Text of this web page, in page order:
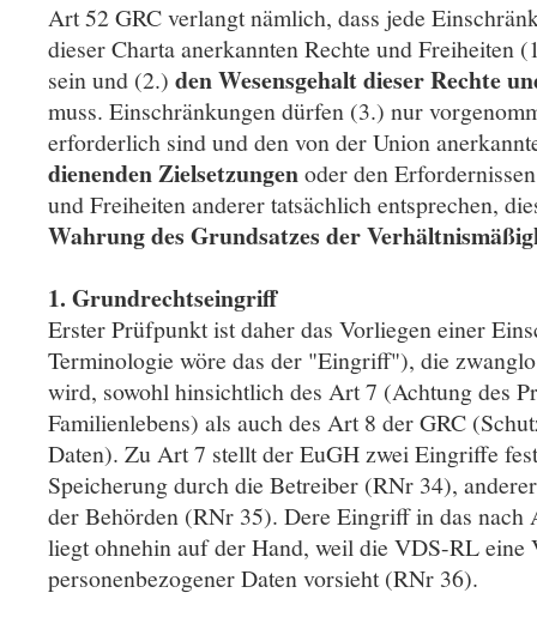
Art 52 GRC verlangt nämlich, dass jede
dieser Charta anerkannten Rechte und Freiheiten
sein und (2.) den Wesensgehalt dieser Rechte
muss. Einschränkungen dürfen (3.) nur
erforderlich sind und den von der Union
dienenden Zielsetzungenoder den
und Freiheiten anderer tatsächlich entsprechen,
Wahrung des Grundsatzes der
1. Grundrechtseingriff
Erster Prüfpunkt ist daher das Vorliegen einer
Terminologie wöre das der "Eingriff"), die
wird, sowohl hinsichtlich des Art 7 (Achtung des
Familienlebens) als auch des Art 8 der GRC
Daten). Zu Art 7 stellt der EuGH zwei Eingriffe
Speicherung durch die Betreiber (RNr 34),
der Behörden (RNr 35). Dere Eingriff in das nach
liegt ohnehin auf der Hand, weil die VDS-RL eine
personenbezogener Daten vorsieht (RNr 36).